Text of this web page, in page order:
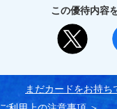
この優待内容
まだカードをお持ち